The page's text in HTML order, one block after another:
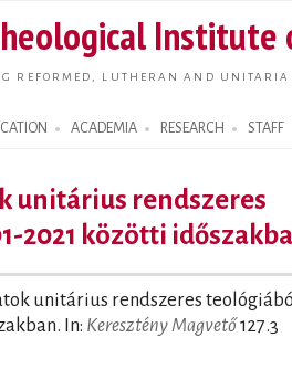
main
Institute
REFORMED, LUTHERAN AND
ACADEMIA RESEARCH STAFF
unitárius rendszeres
2021 közötti
unitárius rendszeres
In: Keresztény Magvető127.3